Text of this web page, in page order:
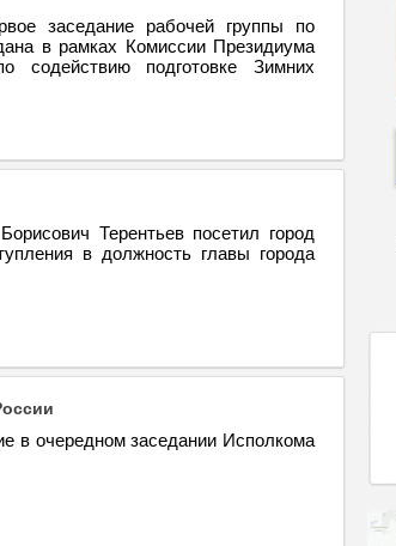
заседание рабочей группы по
в рамках Комиссии Президиума
содействию подготовке Зимних
Терентьев посетил город
в должность главы города
в очередном заседании Исполкома